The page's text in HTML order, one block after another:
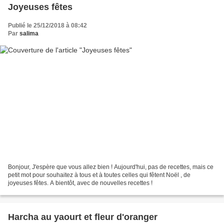
Joyeuses fêtes
Publié le 25/12/2018 à 08:42
Par salima
Bonjour, J'espère que vous allez bien ! Aujourd'hui, pas de recettes, mais ce
petit mot pour souhaitez à tous et à toutes celles qui fêtent Noël , de
joyeuses fêtes. A bientôt, avec de nouvelles recettes !
Harcha au yaourt et fleur d'oranger